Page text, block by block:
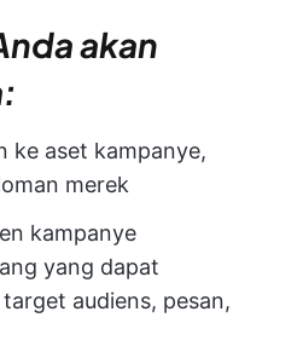
akan
ke aset kampanye,
merek
kampanye
yang dapat
audiens, pesan,